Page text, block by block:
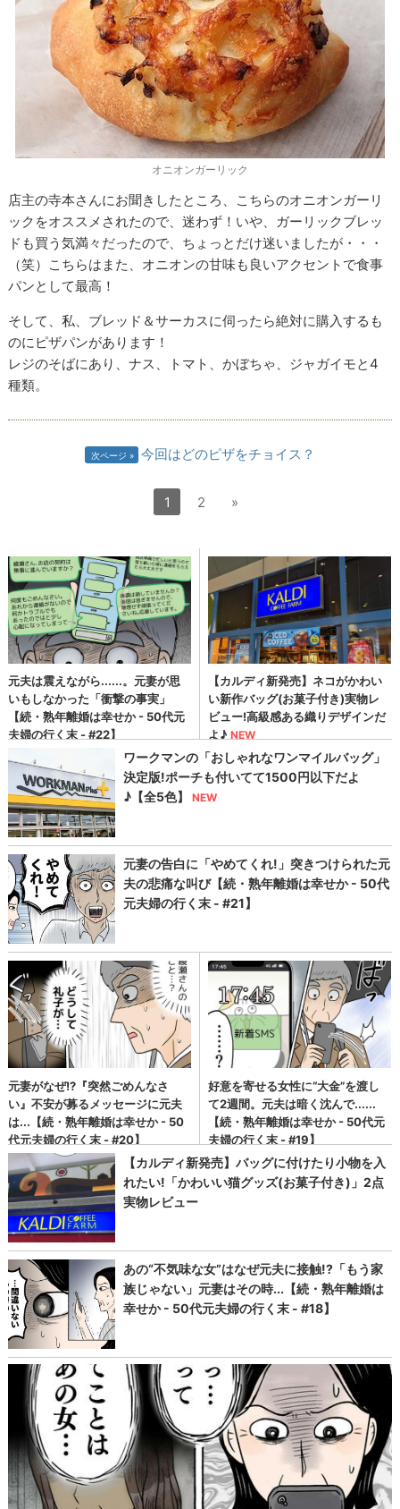
オニオンガーリック
店主の寺本さんにお聞きしたところ、こちらのオニオンガーリ
ックをオススメされたので、迷わず！いや、ガーリックブレッ
ドも買う気満々だったので、ちょっとだけ迷いましたが・・・
（笑）こちらはまた、オニオンの甘味も良いアクセントで食事
パンとして最高！
そして、私、ブレッド＆サーカスに伺ったら絶対に購入するも
のにピザパンがあります！
レジのそばにあり、ナス、トマト、かぼちゃ、ジャガイモと4
種類。
次ページ 今回はどのピザをチョイス？
1 2 »